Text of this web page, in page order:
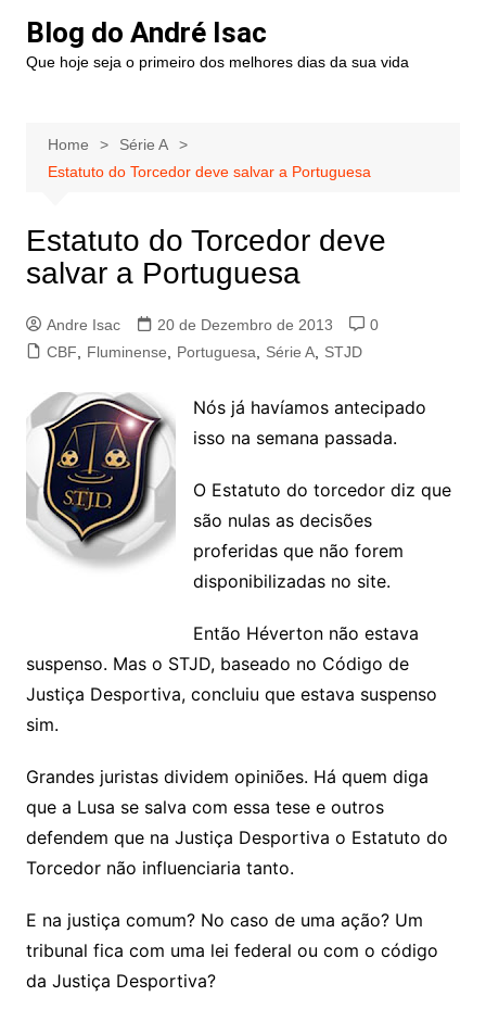
Blog do André Isac
Que hoje seja o primeiro dos melhores dias da sua vida
Home
Série A
Estatuto do Torcedor deve salvar a Portuguesa
Estatuto do Torcedor deve
salvar a Portuguesa
Andre Isac 20 de Dezembro de 2013
0
CBF
Fluminense Portuguesa Série A, STJD
Nós já havíamos antecipado
isso na semana passada.
O Estatuto do torcedor diz que
são nulas as decisões
proferidas que não forem
disponibilizadas no site.
Então Héverton não estava
suspenso. Mas o STJD, baseado no Código de
Justiça Desportiva, concluiu que estava suspenso
sim.
Grandes juristas dividem opiniões. Há quem diga
que a Lusa se salva com essa tese e outros
defendem que na Justiça Desportiva o Estatuto do
Torcedor não influenciaria tanto.
E na justiça comum? No caso de uma ação? Um
tribunal fica com uma lei federal ou com o código
da Justiça Desportiva?